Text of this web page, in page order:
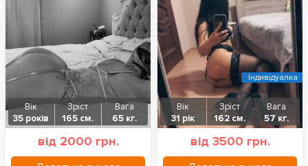
Вік
35 років
Зріст
165 см.
Вага
65 кг.
від 2000 грн.
Вік
31 рік
Зріст
162 см.
Вага
57 кг.
від 3500 грн.
Індивідуалка